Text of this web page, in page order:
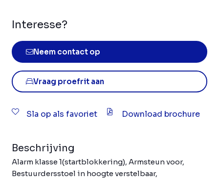
Interesse?
Neem contact op
Vraag proefrit aan
Sla op als favoriet Download brochure
Beschrijving
Alarm klasse 1(startblokkering), Armsteun voor,
Bestuurdersstoel in hoogte verstelbaar,